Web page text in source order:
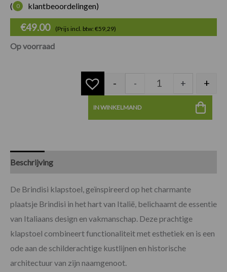
( 0 klantbeoordelingen)
€49.00 (Prijs incl. btw: €59,29)
Op voorraad
- - + +
IN WINKELMAND
Beschrijving
De Brindisi klapstoel, geïnspireerd op het charmante
plaatsje Brindisi in het hart van Italië, belichaamt de essentie
van Italiaans design en vakmanschap. Deze prachtige
klapstoel combineert functionaliteit met esthetiek en is een
ode aan de schilderachtige kustlijnen en historische
architectuur van zijn naamgenoot.